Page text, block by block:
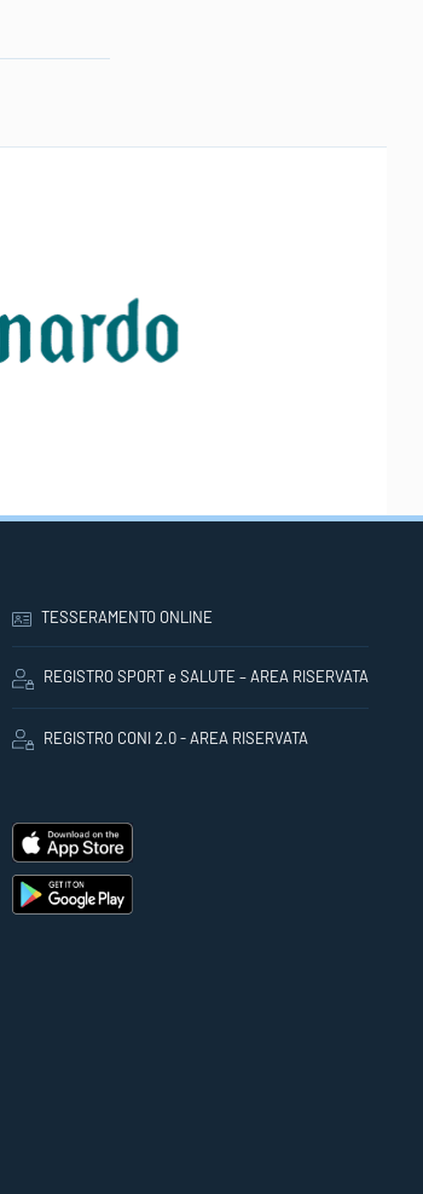
TESSERAMENTO ONLINE
REGISTRO SPORT e SALUTE – AREA RISERVATA
REGISTRO CONI 2.0 - AREA RISERVATA